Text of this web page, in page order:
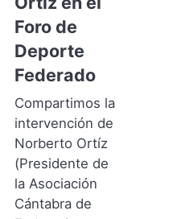
Foro de
Deporte
Federado
Compartimos la
intervención de
Norberto Ortíz
(Presidente de
la Asociación
Cántabra de